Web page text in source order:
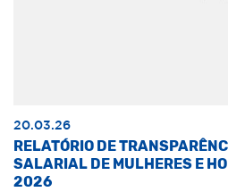
20.03.26
RELATÓRIO DE
SALARIAL DE MULHERES E
2026